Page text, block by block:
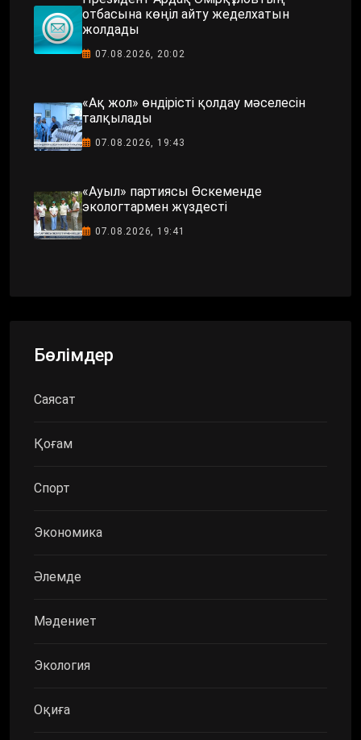
отбасына көңіл айту жеделхатын
жолдады
07.08.2026, 20:02
«Ақ жол» өндірісті қолдау мәселесін
талқылады
07.08.2026, 19:43
«Ауыл» партиясы Өскеменде
экологтармен жүздесті
07.08.2026, 19:41
Бөлімдер
Саясат
Қоғам
Спорт
Экономика
Әлемде
Мәдениет
Экология
Оқиға